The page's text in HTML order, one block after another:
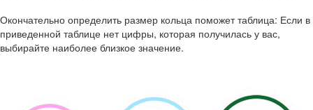
Окончательно определить размер кольца поможет таблица: Если в
приведенной таблице нет цифры, которая получилась у вас,
выбирайте наиболее близкое значение.